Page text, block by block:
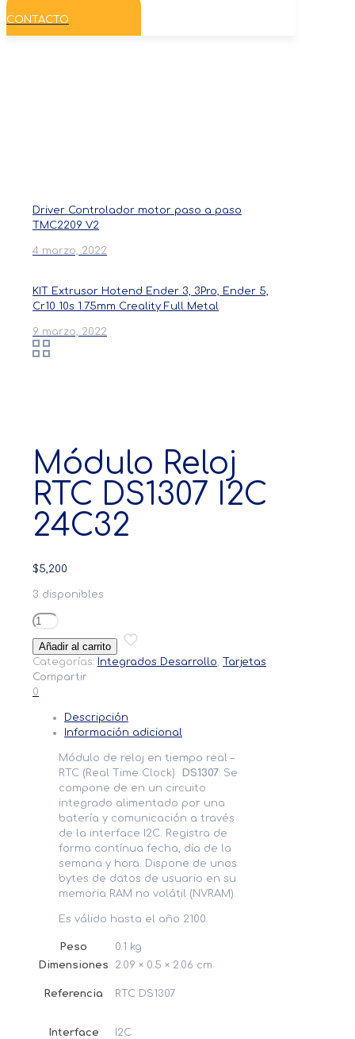
CONTACTO
Driver Controlador motor paso a paso
TMC2209 V2
4 marzo, 2022
KIT Extrusor Hotend Ender 3, 3Pro, Ender 5,
Cr10 10s 1.75mm Creality Full Metal
9 marzo, 2022
Módulo Reloj
RTC DS1307 I2C
24C32
$5,200
3 disponibles
Módulo
RTC
DS1307
I2C
24C32
Añadir al carrito
Categorías: Integrados Desarrollo,
Tarjetas
Compartir
0
Descripción
Información adicional
Módulo de reloj en tiempo real –
RTC (Real Time Clock)
DS1307: Se
compone de en un circuito
integrado alimentado por una
batería y comunicación a través
de la interface I2C. Registra de
forma contínua fecha, día de la
semana y hora. Dispone de unos
bytes de datos de usuario en su
memoria RAM no volátil (NVRAM).
Es válido hasta el año 2100.
Peso
0.1 kg
Dimensiones
2.09 × 0.5 × 2.06 cm
Referencia RTC DS1307
Interface I2C